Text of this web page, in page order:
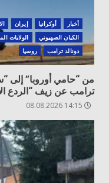
أخبار أوكرانيا ‏إيران
الكيان الصهيوني
الولايات
دونالد ترامب
روسيا
من “حامي أوروبا”
ترامب عن زيف “الردع